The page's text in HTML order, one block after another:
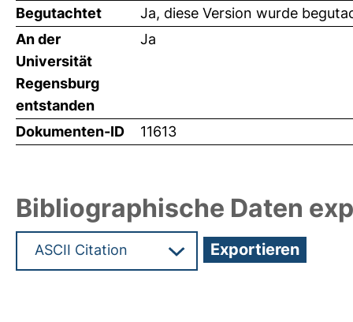
Begutachtet
Ja, diese Version wurde
An der
Universität
Regensburg
entstanden
Ja
Dokumenten-ID 11613
Bibliographische Daten